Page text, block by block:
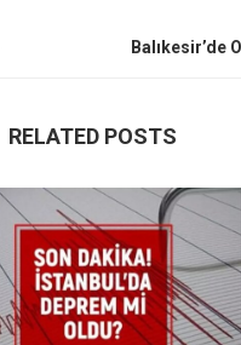
Balıkesir’de
RELATED POSTS